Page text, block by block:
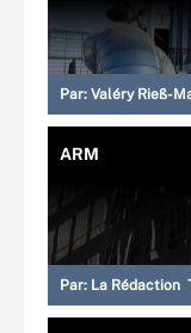
Par: Valéry Rieß-
ARM
Par: La Rédaction